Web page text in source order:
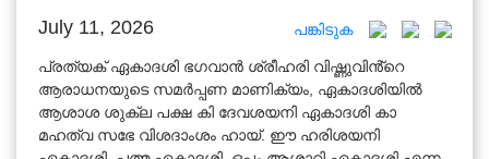
July 11, 2026 പങ്കിടുക
പ്രത്യക് ഏകാദശി ഭഗവാൻ ശ്രീഹരി വിഷ്ണുവിൻ്റെ
ആരാധനയുടെ സമർപ്പണ മാണിക്യം, ഏകാദശിയിൽ
ആശാശ ശുക്ല പക്ഷ കി ദേവശയനി ഏകാദശി കാ
മഹത്വ സഭേ വിശദാംശം ഹായ്. ഈ ഹരിശയനി